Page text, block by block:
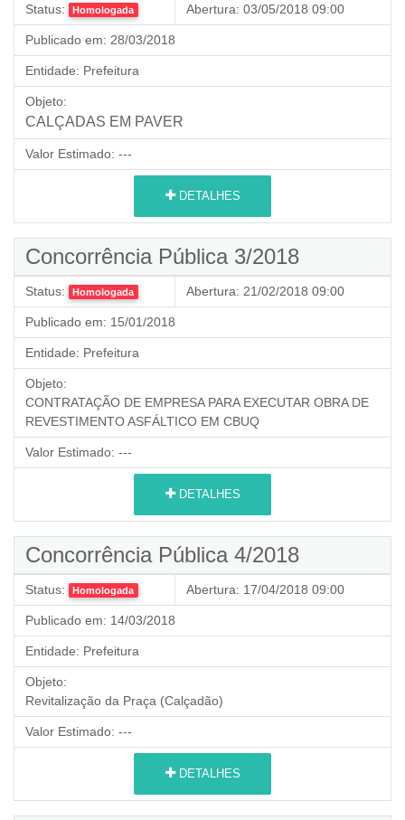
Status: Homologada Abertura: 03/05/2018 09:00
Publicado em: 28/03/2018
Entidade: Prefeitura
Objeto:
CALÇADAS EM PAVER
Valor Estimado: ---
DETALHES
Concorrência Pública 3/2018
Status: Homologada Abertura: 21/02/2018 09:00
Publicado em: 15/01/2018
Entidade: Prefeitura
Objeto:
CONTRATAÇÃO DE EMPRESA PARA EXECUTAR OBRA DE
REVESTIMENTO ASFÁLTICO EM CBUQ
Valor Estimado: ---
DETALHES
Concorrência Pública 4/2018
Status: Homologada Abertura: 17/04/2018 09:00
Publicado em: 14/03/2018
Entidade: Prefeitura
Objeto:
Revitalização da Praça (Calçadão)
Valor Estimado: ---
DETALHES